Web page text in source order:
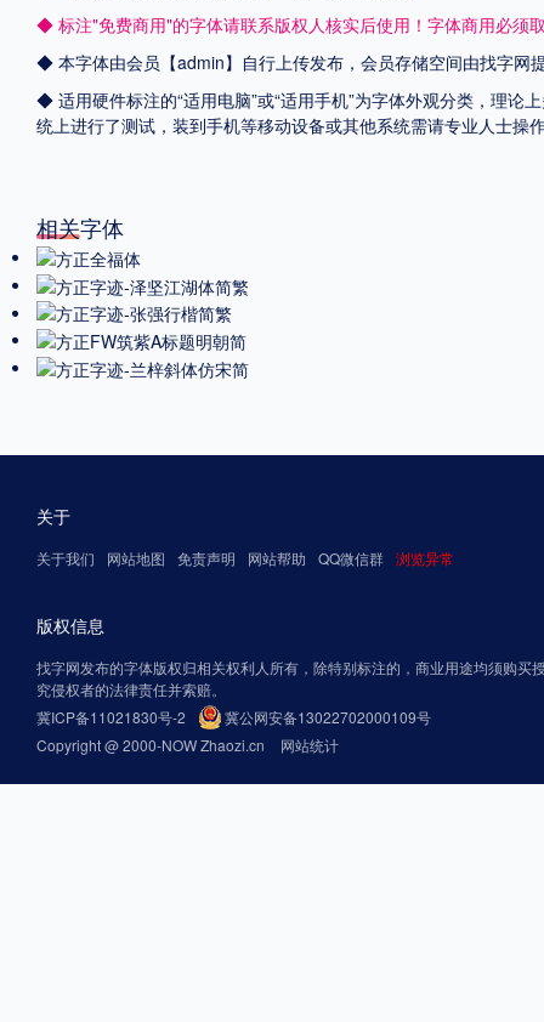
◆ 标注"免费商用"的字体请联系版权人核实后使用！字体商用必须
◆ 本字体由会员【admin】自行上传发布，会员存储空间由找字网
◆ 适用硬件标注的“适用电脑”或“适用手机”为字体外观分类，理论
统上进行了测试，装到手机等移动设备或其他系统需请专业人士
相关字体
关于
关于我们 网站地图 免责声明 网站帮助 QQ微信群 浏览异常
版权信息
找字网发布的字体版权归相关权利人所有，除特别标注的，商业用途均须购买
究侵权者的法律责任并索赔。
冀ICP备11021830号-2
冀公网安备13022702000109号
Copyright @ 2000-NOW Zhaozi.cn
网站统计